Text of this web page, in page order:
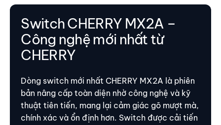
Switch CHERRY MX2A –
Công nghệ mới nhất từ
CHERRY
Dòng switch mới nhất CHERRY MX2A là phiên
bản nâng cấp toàn diện nhờ công nghệ và kỹ
thuật tiên tiến, mang lại cảm giác gõ mượt mà,
chính xác và ổn định hơn. Switch được cải tiến